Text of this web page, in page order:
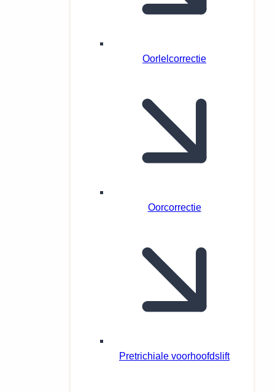
Oorlelcorrectie
Oorcorrectie
Pretrichiale voorhoofdslift